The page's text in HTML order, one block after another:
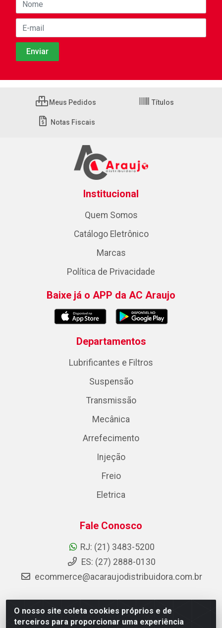
O nosso site coleta cookies próprios e de
terceiros para proporcionar uma experiência
Meus Pedidos Títulos
Notas Fiscais
Institucional
Quem Somos
Catálogo Eletrônico
Marcas
Política de Privacidade
Baixe já o APP da AC Araujo
Departamentos
Lubrificantes e Filtros
Suspensão
Transmissão
Mecânica
Arrefecimento
Injeção
Freio
Eletrica
Fale Conosco
RJ: (21) 3483-5200
ES: (27) 2888-0130
ecommerce@acaraujodistribuidora.com.br
AC Araujo Distribuidora - Rua Carneiro de Campos, 42 -